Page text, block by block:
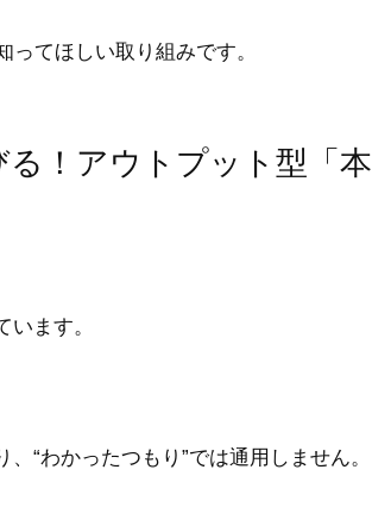
ってほしい取り組みです。
！アウトプット型「本
います。
、“わかったつもり”では通用しません。